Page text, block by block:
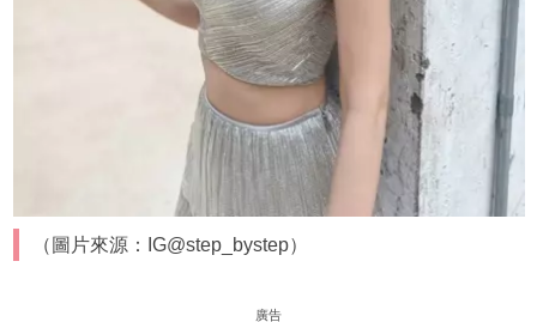
（圖片來源：IG@step_bystep）
廣告